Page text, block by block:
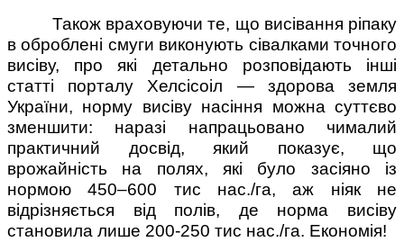
Також враховуючи те, що висівання ріпаку
в оброблені смуги виконують сівалками точного
висіву, про які детально розповідають інші
статті порталу Хелсісоіл — здорова земля
України, норму висіву насіння можна суттєво
зменшити: наразі напрацьовано чималий
практичний досвід, який показує, що
врожайність на полях, які було засіяно із
нормою 450–600 тис нас./га, аж ніяк не
відрізняється від полів, де норма висіву
становила лише 200-250 тис нас./га. Економія!